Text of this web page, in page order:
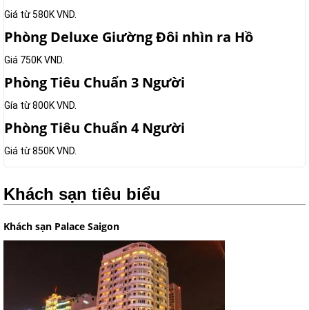
Giá từ 580K VND.
Phòng Deluxe Giường Đôi nhìn ra Hồ
Giá 750K VND.
Phòng Tiêu Chuẩn 3 Người
Gía từ 800K VND.
Phòng Tiêu Chuẩn 4 Người
Giá từ 850K VND.
Khách sạn tiêu biểu
Khách sạn Palace Saigon